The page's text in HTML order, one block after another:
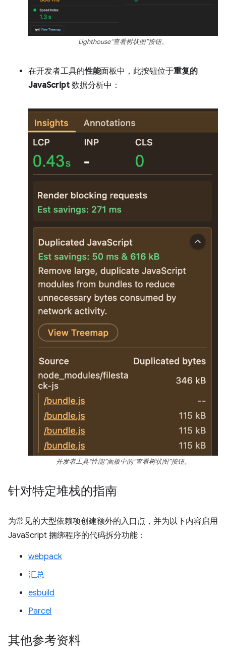
Lighthouse“查看树状图”按钮。
在开发者工具的性能面板中，此按钮位于重复的
JavaScript 数据分析中：
开发者工具“性能”面板中的“查看树状图”按钮。
针对特定堆栈的指南
为常见的大型依赖项创建额外的入口点，并为以下内容启用
JavaScript 捆绑程序的代码拆分功能：
webpack
汇总
esbuild
Parcel
其他参考资料